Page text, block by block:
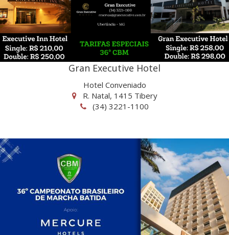
Gran Executive Hotel
Hotel Conveniado
R. Natal, 1415 Tibery
(34) 3221-1100